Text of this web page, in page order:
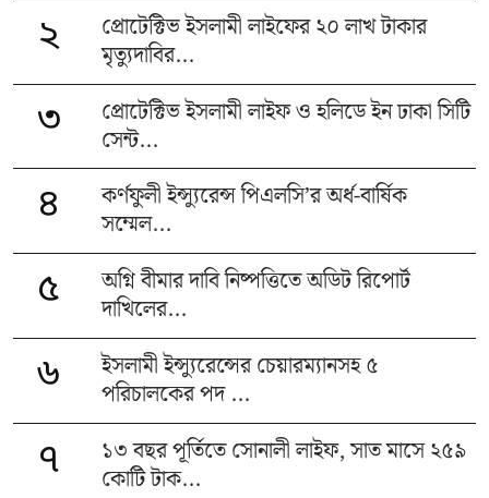
২
প্রোটেক্টিভ ইসলামী লাইফের ২০ লাখ টাকার
মৃত্যুদাবির...
৩
প্রোটেক্টিভ ইসলামী লাইফ ও হলিডে ইন ঢাকা সিটি
সেন্ট...
৪
কর্ণফুলী ইন্স্যুরেন্স পিএলসি’র অর্ধ-বার্ষিক
সম্মেল...
৫
অগ্নি বীমার দাবি নিষ্পত্তিতে অডিট রিপোর্ট
দাখিলের...
৬
ইসলামী ইন্স্যুরেন্সের চেয়ারম্যানসহ ৫
পরিচালকের পদ ...
৭
১৩ বছর পূর্তিতে সোনালী লাইফ, সাত মাসে ২৫৯
কোটি টাক...